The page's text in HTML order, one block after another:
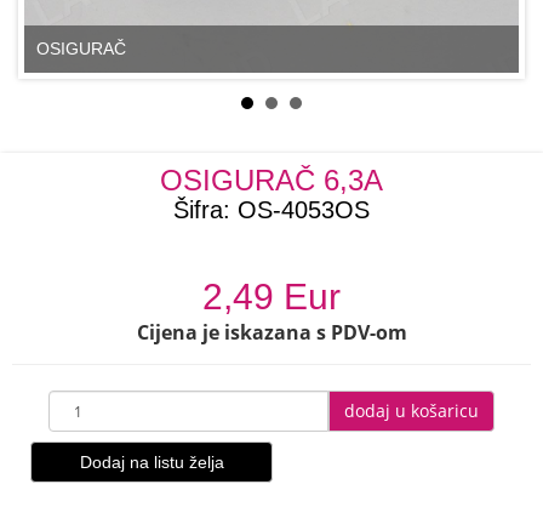
OSIGURAČ
OSIGURAČ 6,3A
Šifra: OS-4053OS
2,49 Eur
Cijena je iskazana s PDV-om
dodaj u košaricu
Dodaj na listu želja